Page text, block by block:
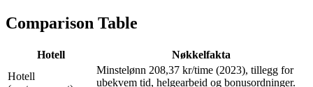
Comparison Table
Hotell
Nøkkelfakta
Hotell
Minstelønn 208,37 kr/time (2023), tillegg for
ubekvem tid, helgearbeid og bonusordninger.